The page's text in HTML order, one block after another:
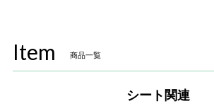
Item 商品一覧
シート関連